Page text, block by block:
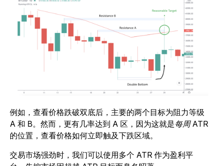
例如，查看价格跌破双底后，主要的两个目标为阻力等级
A 和 B。然而，更有几率达到 A 区，因为这就是每周 ATR
的位置，查看价格如何立即触及下跌区域。
交易市场强劲时，我们可以使用多个 ATR 作为盈利平